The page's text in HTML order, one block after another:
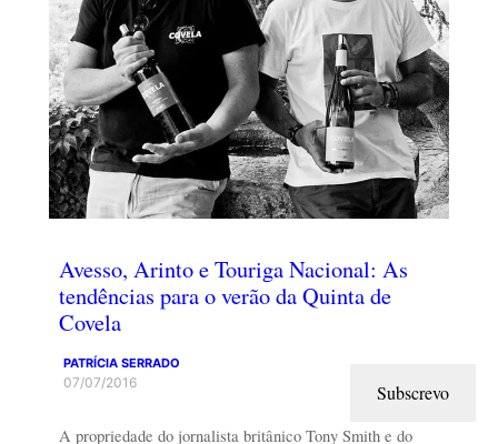
Avesso, Arinto e Touriga Nacional: As
tendências para o verão da Quinta de
Covela
PATRÍCIA SERRADO
07/07/2016
A propriedade do jornalista britânico Tony Smith e do
Subscrevo